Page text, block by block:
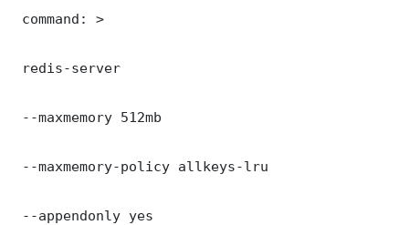
command: >
redis-server
--maxmemory 512mb
--maxmemory-policy allkeys-lru
--appendonly yes